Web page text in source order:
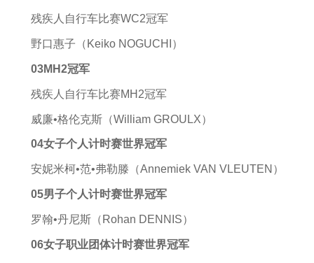
残疾人自行车比赛WC2冠军
野口惠子（Keiko NOGUCHI）
03MH2冠军
残疾人自行车比赛MH2冠军
威廉•格伦克斯（William GROULX）
04女子个人计时赛世界冠军
安妮米柯•范•弗勒滕（Annemiek VAN VLEUTEN）
05男子个人计时赛世界冠军
罗翰•丹尼斯（Rohan DENNIS）
06女子职业团体计时赛世界冠军